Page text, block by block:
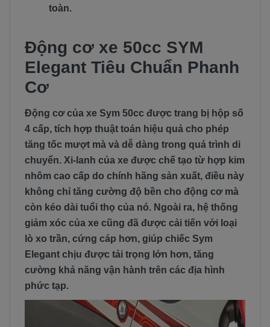
toàn.
Động cơ xe 50cc SYM
Elegant Tiêu Chuẩn Phanh
Cơ
Động cơ của xe Sym 50cc được trang bị hộp số
4 cấp, tích hợp thuật toán hiệu quả cho phép
tăng tốc mượt mà và dễ dàng trong quá trình di
chuyển. Xi-lanh của xe được chế tạo từ hợp kim
nhôm cao cấp do chính hãng sản xuất, điều này
không chỉ tăng cường độ bền cho động cơ mà
còn kéo dài tuổi thọ của nó. Ngoài ra, hệ thống
giảm xóc của xe cũng đã được cải tiến với loại
lò xo trần, cứng cáp hơn, giúp chiếc Sym
Elegant chịu được tải trọng lớn hơn, tăng
cường khả năng vận hành trên các địa hình
phức tạp.